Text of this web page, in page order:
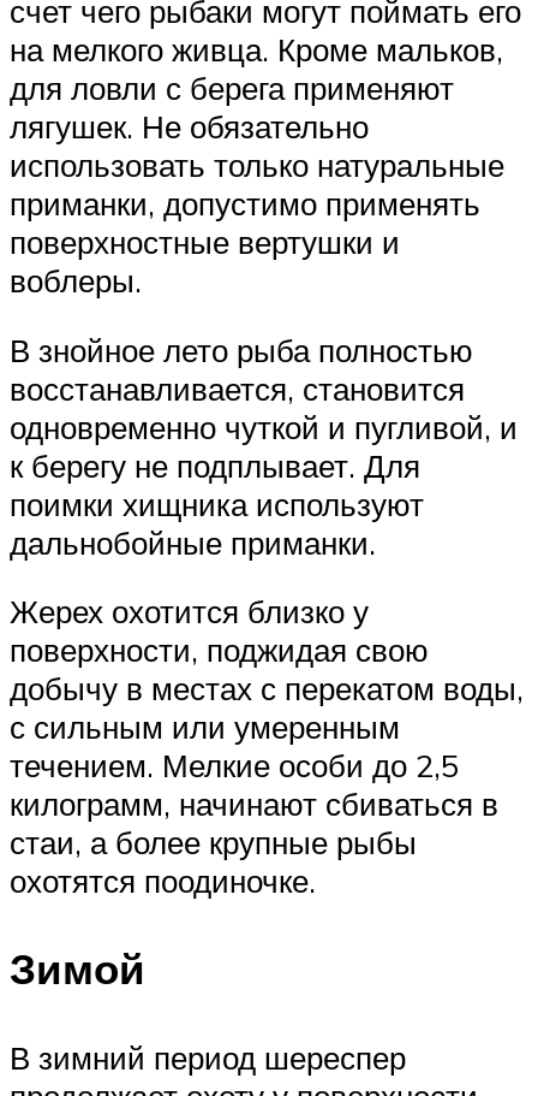
счет чего рыбаки могут поймать его
на мелкого живца. Кроме мальков,
для ловли с берега применяют
лягушек. Не обязательно
использовать только натуральные
приманки, допустимо применять
поверхностные вертушки и
воблеры.
В знойное лето рыба полностью
восстанавливается, становится
одновременно чуткой и пугливой, и
к берегу не подплывает. Для
поимки хищника используют
дальнобойные приманки.
Жерех охотится близко у
поверхности, поджидая свою
добычу в местах с перекатом воды,
с сильным или умеренным
течением. Мелкие особи до 2,5
килограмм, начинают сбиваться в
стаи, а более крупные рыбы
охотятся поодиночке.
Зимой
В зимний период шереспер